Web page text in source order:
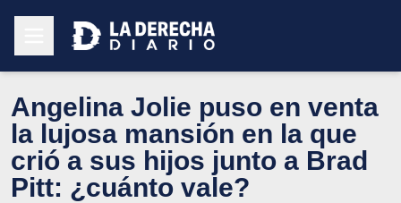
Angelina Jolie puso en venta
la lujosa mansión en la que
crió a sus hijos junto a Brad
Pitt: ¿cuánto vale?